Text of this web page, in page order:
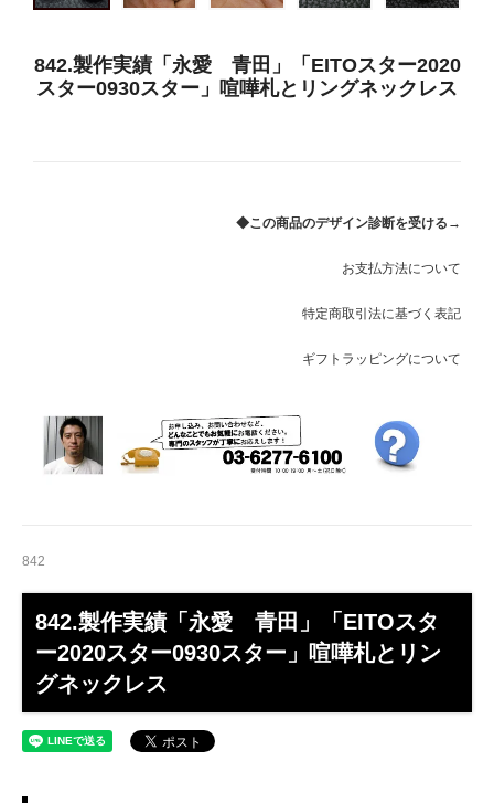
842.製作実績「永愛 青田」「EITOスター2020
スター0930スター」喧嘩札とリングネックレス
◆この商品のデザイン診断を受ける→
お支払方法について
特定商取引法に基づく表記
ギフトラッピングについて
842
842.製作実績「永愛 青田」「EITOスタ
ー2020スター0930スター」喧嘩札とリン
グネックレス